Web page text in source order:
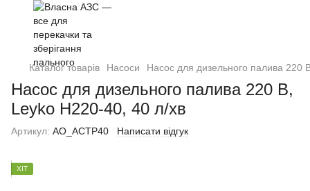
Каталог товарів Насоси Насос для дизельного палива 220
Насос для дизельного палива 220 В,
Leyko Н220-40, 40 л/хв
Артикул: AO_ACTP40 Написати відгук
ХІТ